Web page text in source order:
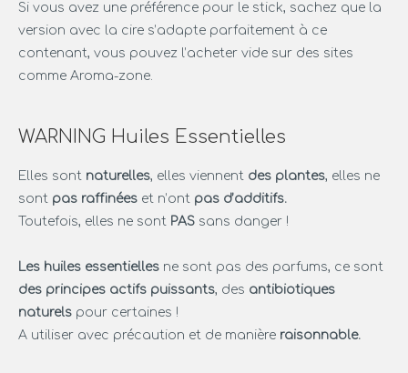
Si vous avez une préférence pour le stick, sachez que la
version avec la cire s’adapte parfaitement à ce
contenant, vous pouvez l’acheter vide sur des sites
comme Aroma-zone.
WARNING Huiles Essentielles
Elles sont naturelles, elles viennent des plantes, elles ne
sont pas raffinées et n’ont pas d’additifs.
Toutefois, elles ne sont PAS sans danger !
Les huiles essentielles ne sont pas des parfums, ce sont
des principes actifs puissants, des antibiotiques
naturels pour certaines !
A utiliser avec précaution et de manière raisonnable.